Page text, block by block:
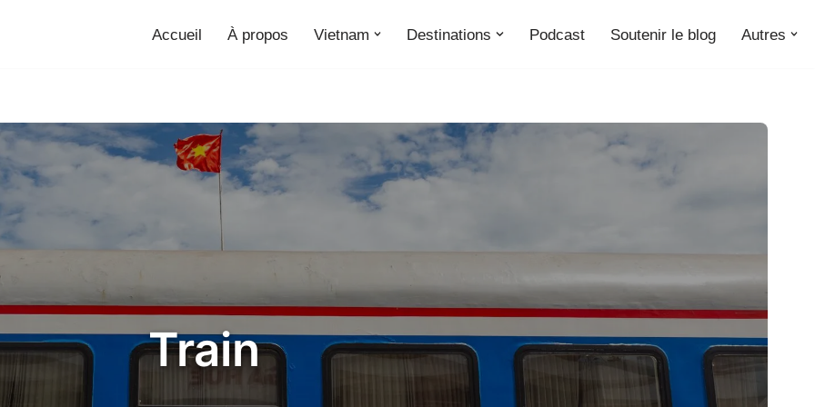
Accueil À propos Vietnam Destinations Podcast Soutenir le blog Autres
Train